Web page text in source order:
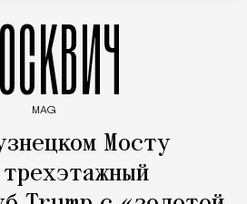
MAG
Мосту